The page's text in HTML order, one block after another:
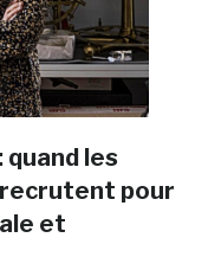
quand les
pour
et